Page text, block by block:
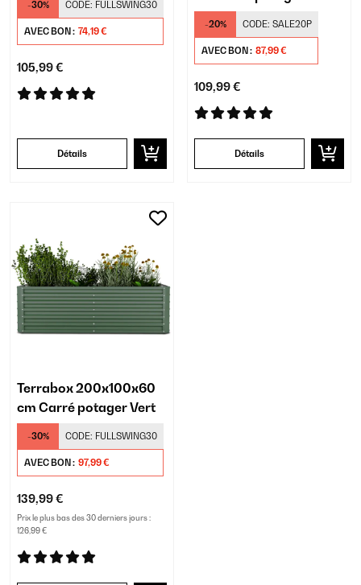
-30% CODE: FULLSWING30
AVEC BON : 74,19 €
105,99 €
Détails
-20% CODE: SALE20P
AVEC BON : 87,99 €
109,99 €
Détails
Terrabox 200x100x60
cm Carré potager Vert
-30% CODE: FULLSWING30
AVEC BON : 97,99 €
139,99 €
Prix le plus bas des 30 derniers jours :
126,99 €